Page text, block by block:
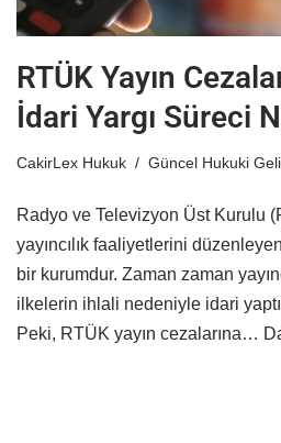
RTÜK Yayın
İdari Yargı Süreci
CakirLex Hukuk Güncel Hukuki
Radyo ve Televizyon Üst Kurulu
yayıncılık faaliyetlerini
bir kurumdur. Zaman zaman
ilkelerin ihlali nedeniyle idari
Peki, RTÜK yayın cezalarına…